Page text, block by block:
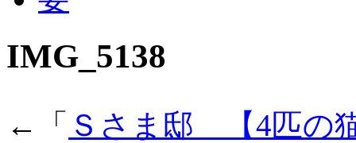
IMG_5138
←「 Ｓさま邸＿【4匹の